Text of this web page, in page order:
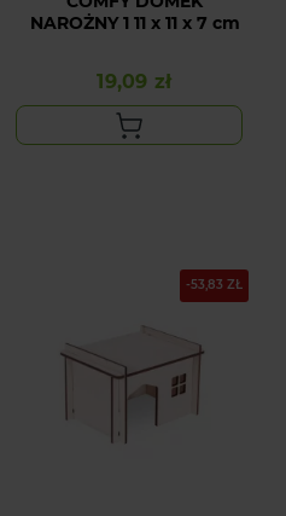
NAROŻNY 1 11 x 11 x 7 cm
Cena
19,09 zł
-53,83 ZŁ